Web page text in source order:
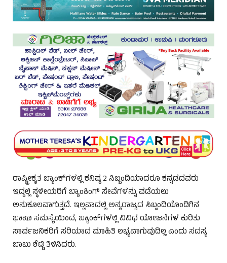
ರಾಷ್ಟ್ರೀಕೃತ ಬ್ಯಾಂಕ್‌ಗಳಲ್ಲಿ ಕನಿಷ್ಠ 2 ಸಿಬ್ಬಂದಿಯಾದರೂ ಕನ್ನಡದವರು
ಇದ್ದಲ್ಲಿ ಸ್ಥಳೀಯರಿಗೆ ಬ್ಯಾಂಕಿಂಗ್ ಸೇವೆಗಳನ್ನು ಪಡೆಯಲು
ಅನುಕೂಲವಾಗುತ್ತದೆ. ಇಲ್ಲವಾದಲ್ಲಿ ಅನ್ಯರಾಜ್ಯದ ಸಿಬ್ಬಂದಿಯೊಂದಿಗಿನ
ಭಾಷಾ ಸಮಸ್ಯೆಯಿಂದ, ಬ್ಯಾಂಕ್‌ಗಳಲ್ಲಿ ವಿವಿಧ ಯೋಜನೆಗಳ ಕುರಿತು
ಸಾರ್ವಜನಿಕರಿಗೆ ಸರಿಯಾದ ಮಾಹಿತಿ ಲಭ್ಯವಾಗುವುದಿಲ್ಲ ಎಂದು ಸದಸ್ಯ
ಬಾಬು ಶೆಟ್ಟಿ ತಿಳಿಸಿದರು.